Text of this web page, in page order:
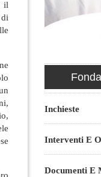
il
Inchieste
Interventi E
Documenti E